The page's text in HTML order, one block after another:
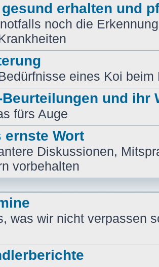
erhalten und
noch die
eines Koi beim
und ihr
fürs Auge
ernste Wort
Diskussionen,
vorbehalten
was wir nicht verpassen